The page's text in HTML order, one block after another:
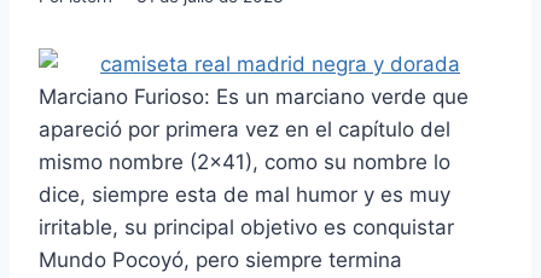
Marciano Furioso: Es un marciano verde que
apareció por primera vez en el capítulo del
mismo nombre (2×41), como su nombre lo
dice, siempre esta de mal humor y es muy
irritable, su principal objetivo es conquistar
Mundo Pocoyó, pero siempre termina